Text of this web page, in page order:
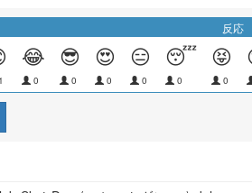
反応
1
😂
0
😎
0
😍
0
😑
0
😴
0
😝
0